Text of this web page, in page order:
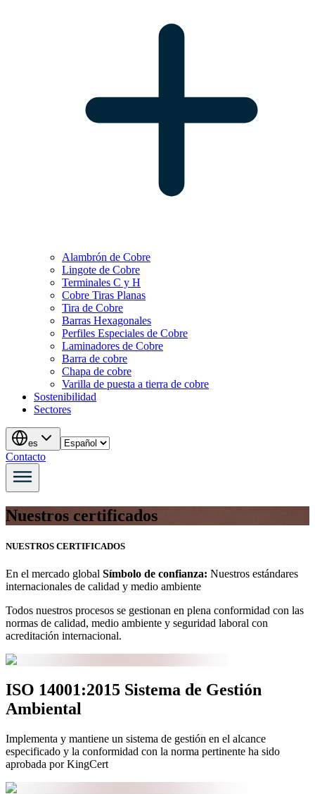
Alambrón de Cobre
Lingote de Cobre
Terminales C y H
Cobre Tiras Planas
Tira de Cobre
Barras Hexagonales
Perfiles Especiales de Cobre
Laminadores de Cobre
Barra de cobre
Chapa de cobre
Varilla de puesta a tierra de cobre
Sostenibilidad
Sectores
es
Contacto
Nuestros certificados
NUESTROS CERTIFICADOS
En el mercado global Símbolo de confianza: Nuestros estándares
internacionales de calidad y medio ambiente
Todos nuestros procesos se gestionan en plena conformidad con las
normas de calidad, medio ambiente y seguridad laboral con
acreditación internacional.
ISO 14001:2015 Sistema de Gestión
Ambiental
Implementa y mantiene un sistema de gestión en el alcance
especificado y la conformidad con la norma pertinente ha sido
aprobada por KingCert